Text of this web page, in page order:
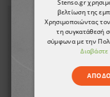
Stenso.gr
βελτίωση της
Χρησιμοποιώντας
τη συγκατάθεσή
σύμφωνα με την